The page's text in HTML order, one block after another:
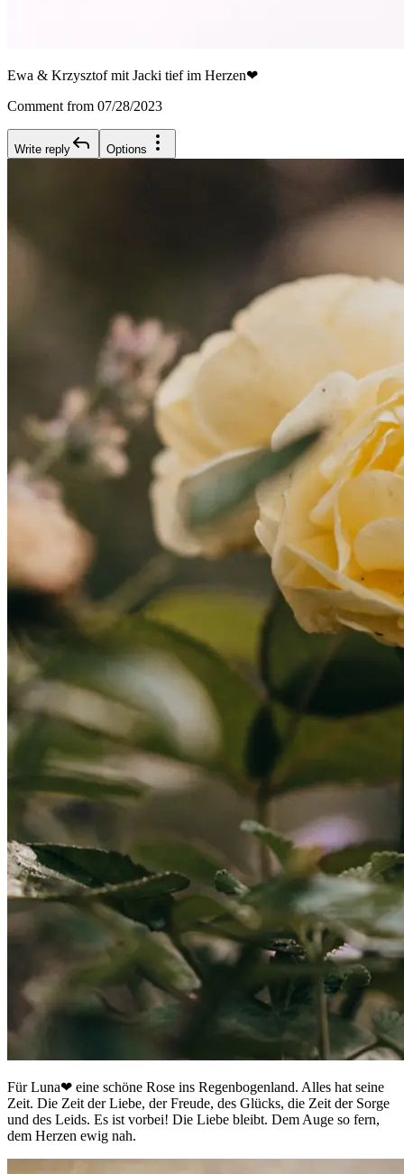
Ewa & Krzysztof mit Jacki tief im Herzen❤
Comment from 07/28/2023
Write reply Options
Für Luna❤ eine schöne Rose ins Regenbogenland. Alles hat seine
Zeit. Die Zeit der Liebe, der Freude, des Glücks, die Zeit der Sorge
und des Leids. Es ist vorbei! Die Liebe bleibt. Dem Auge so fern,
dem Herzen ewig nah.